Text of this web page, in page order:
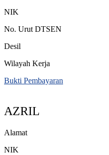
NIK
No. Urut DTSEN
Desil
Wilayah Kerja
Bukti Pembayaran
AZRIL
Alamat
NIK